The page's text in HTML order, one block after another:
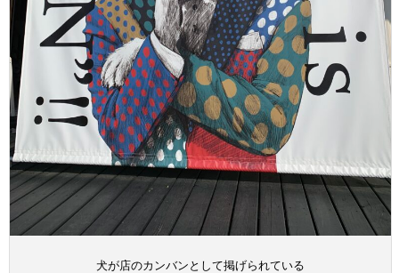
犬が店のカンバンとして掲げられている